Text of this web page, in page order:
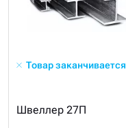
Товар заканчивается
Швеллер 27П